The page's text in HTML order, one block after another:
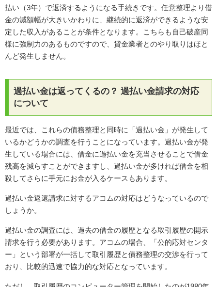
払い（3年）で返済するようになる手続きです。任意整理より借
金の減額幅が大きいかわりに、継続的に返済ができるような安
定した収入があることが条件となります。こちらも自己破産同
様に強制力のあるものですので、貸金業者とのやり取りはほと
んど発生しません。
過払い金は返ってくるの？ 過払い金請求の対応
について
最近では、これらの債務整理と同時に「過払い金」が発生して
いるかどうかの調査を行うことになっています。過払い金が発
生している場合には、借金に過払い金を充当させることで借金
残高を減らすことができますし、過払い金が多ければ借金を相
殺してさらに手元にお金が入るケースもあります。
過払い金返還請求に対するアコムの対応はどうなっているので
しょうか。
過払い金の調査には、過去の借金の履歴となる取引履歴の開示
請求を行う必要があります。アコムの場合、「公的応対センタ
ー」という部署が一括して取引履歴と債務整理の交渉を行って
おり、比較的迅速で協力的な対応となっています。